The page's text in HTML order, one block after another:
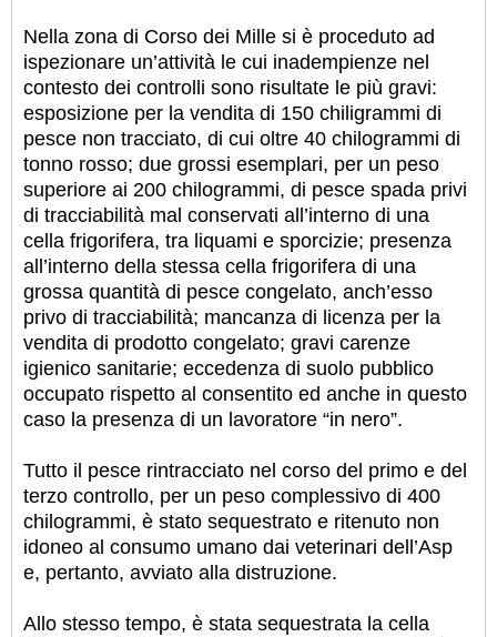
Nella zona di Corso dei Mille si è proceduto ad
ispezionare un’attività le cui inadempienze nel
contesto dei controlli sono risultate le più gravi:
esposizione per la vendita di 150 chiligrammi di
pesce non tracciato, di cui oltre 40 chilogrammi di
tonno rosso; due grossi esemplari, per un peso
superiore ai 200 chilogrammi, di pesce spada privi
di tracciabilità mal conservati all’interno di una
cella frigorifera, tra liquami e sporcizie; presenza
all’interno della stessa cella frigorifera di una
grossa quantità di pesce congelato, anch’esso
privo di tracciabilità; mancanza di licenza per la
vendita di prodotto congelato; gravi carenze
igienico sanitarie; eccedenza di suolo pubblico
occupato rispetto al consentito ed anche in questo
caso la presenza di un lavoratore “in nero”.
Tutto il pesce rintracciato nel corso del primo e del
terzo controllo, per un peso complessivo di 400
chilogrammi, è stato sequestrato e ritenuto non
idoneo al consumo umano dai veterinari dell’Asp
e, pertanto, avviato alla distruzione.
Allo stesso tempo, è stata sequestrata la cella